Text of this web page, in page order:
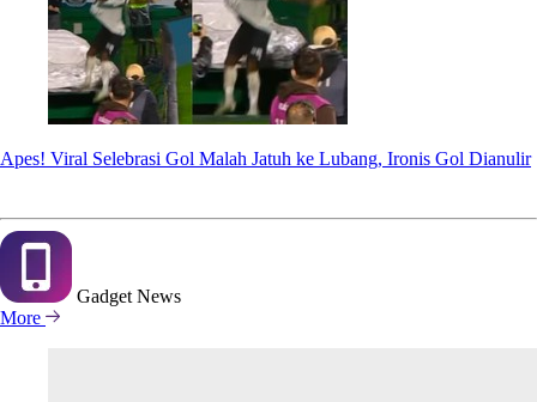
Apes! Viral Selebrasi Gol Malah Jatuh ke Lubang, Ironis Gol Dianulir
Gadget News
More